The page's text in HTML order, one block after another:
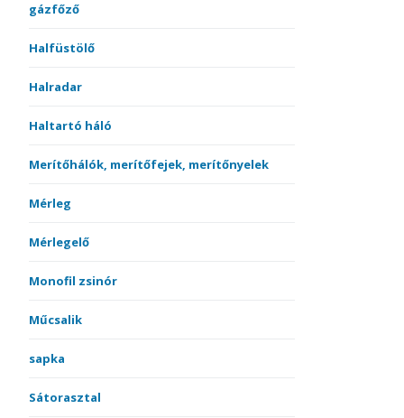
gázfőző
Halfüstölő
Halradar
Haltartó háló
Merítőhálók, merítőfejek, merítőnyelek
Mérleg
Mérlegelő
Monofil zsinór
Műcsalik
sapka
Sátorasztal